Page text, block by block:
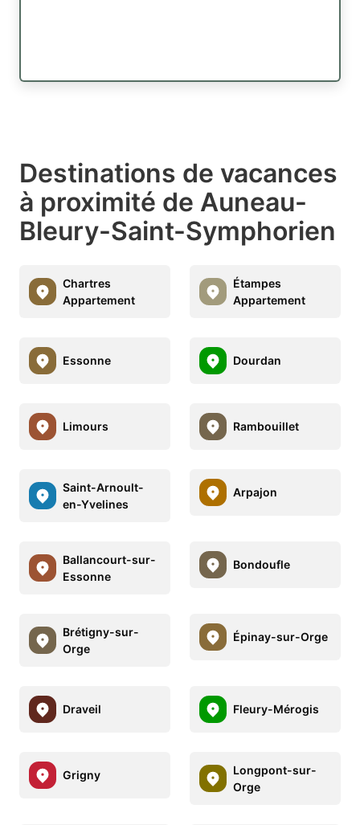
Destinations de vacances
à proximité de Auneau-
Bleury-Saint-Symphorien
Chartres
Appartement
Étampes
Appartement
Essonne Dourdan
Limours Rambouillet
Saint-Arnoult-
en-Yvelines
Arpajon
Ballancourt-sur-
Essonne
Bondoufle
Brétigny-sur-
Orge
Épinay-sur-Orge
Draveil Fleury-Mérogis
Grigny
Longpont-sur-
Orge